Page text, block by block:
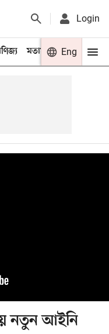
Login
মতামত খেলা
Eng
নতুন আইনি